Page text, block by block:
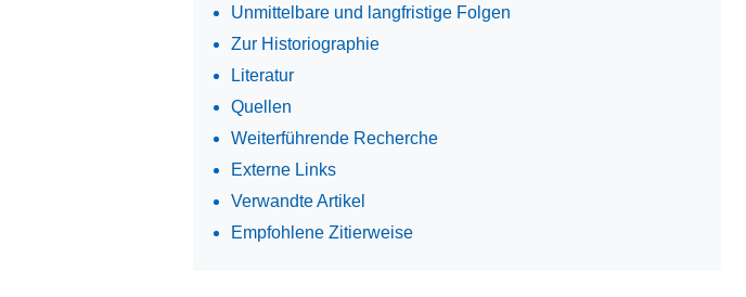
Unmittelbare und langfristige Folgen
Zur Historiographie
Literatur
Quellen
Weiterführende Recherche
Externe Links
Verwandte Artikel
Empfohlene Zitierweise